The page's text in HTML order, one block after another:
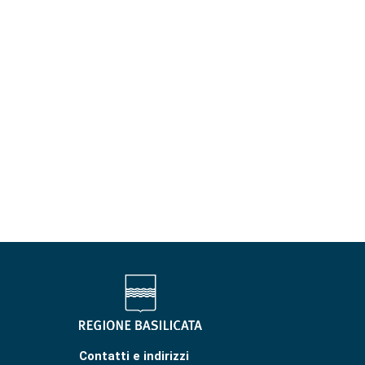
Contatti e indirizzi